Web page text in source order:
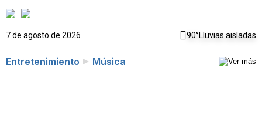
7 de agosto de 2026 90°Lluvias aisladas
Entretenimiento Música